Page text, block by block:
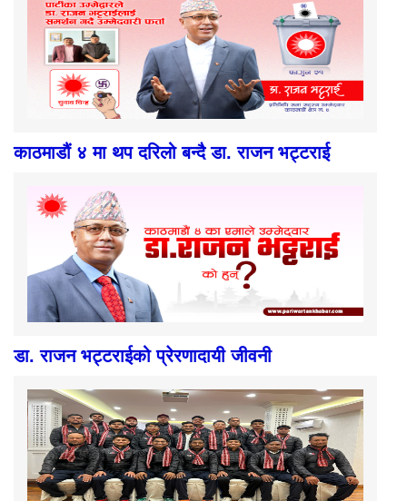
काठमाडौं ४ मा थप दरिलो बन्दै डा. राजन भट्टराई
डा. राजन भट्टराईको प्रेरणादायी जीवनी